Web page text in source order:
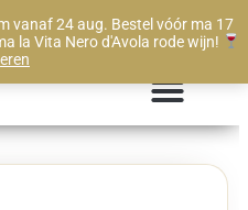
vanaf 24 aug. Bestel vóór ma 17
la Vita Nero d'Avola rode wijn!
vanaf 1 stuk